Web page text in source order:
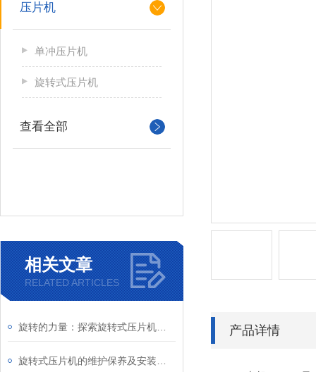
压片机
单冲压片机
旋转式压片机
查看全部
相关文章
RELATED ARTICLES
产品详情